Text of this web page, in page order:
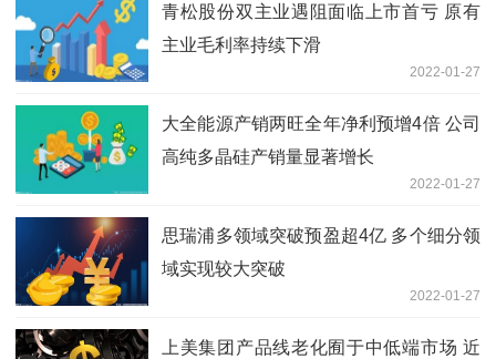
青松股份双主业遇阻面临上市首亏 原有
主业毛利率持续下滑
2022-01-27
大全能源产销两旺全年净利预增4倍 公司
高纯多晶硅产销量显著增长
2022-01-27
思瑞浦多领域突破预盈超4亿 多个细分领
域实现较大突破
2022-01-27
上美集团产品线老化囿于中低端市场 近